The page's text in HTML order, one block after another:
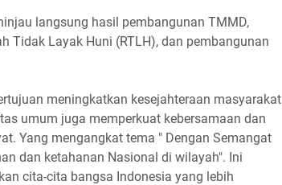
langsung hasil pembangunan TMMD,
Tidak Layak Huni (RTLH), dan pembangunan
meningkatkan kesejahteraan masyarakat
umum juga memperkuat kebersamaan dan
Yang mengangkat tema " Dengan Semangat
dan ketahanan Nasional di wilayah". Ini
cita-cita bangsa Indonesia yang lebih